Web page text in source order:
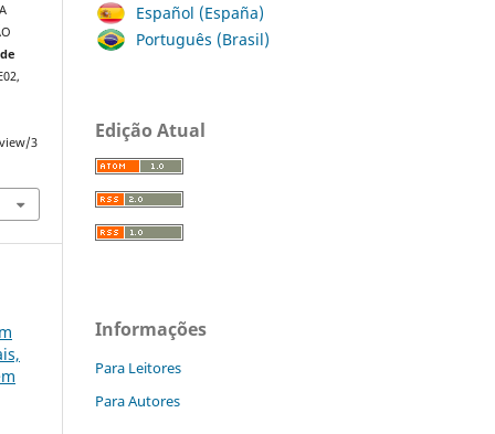
3
Español (España)
Português (Brasil)
Edição Atual
Informações
Para Leitores
Para Autores